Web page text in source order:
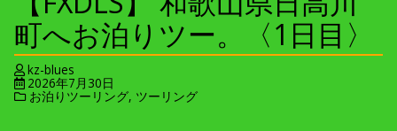
町へお泊りツー。〈1日目〉
kz-blues
2026年7月30日
お泊りツーリング, ツーリング